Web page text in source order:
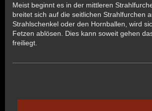
Meist beginnt es in der mittleren
breitet sich auf die seitlichen Strahlfurchen
Strahlschenkel oder den Hornballen, wird
Fetzen ablösen. Dies kann soweit gehen
freiliegt.